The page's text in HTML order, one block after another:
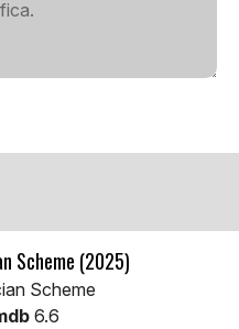
Scheme (2025)
Scheme
6.6